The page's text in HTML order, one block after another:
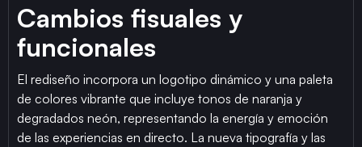
Cambios fisuales y
funcionales
El rediseño incorpora un logotipo dinámico y una paleta
de colores vibrante que incluye tonos de naranja y
degradados neón, representando la energía y emoción
de las experiencias en directo. La nueva tipografía y las